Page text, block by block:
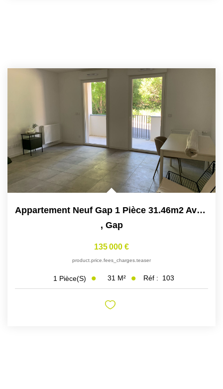
Appartement Neuf Gap 1 Pièce 31.46m2 Avec Loggia De 7,86 M²
, Gap
135 000 €
product.price.fees_charges.teaser
1 Pièce(s) 31 M² Réf : 103